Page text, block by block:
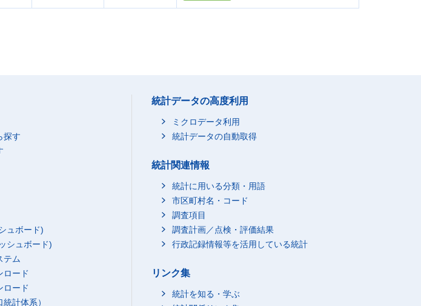
探す
ュボード)
シュボード)
テム
ロード
ロード
計体系）
統計データの高度利用
ミクロデータ利用
統計データの自動取得
統計関連情報
統計に用いる分類・用語
市区町村名・コード
調査項目
調査計画／点検・評価結果
行政記録情報等を活用している統計
リンク集
統計を知る・学ぶ